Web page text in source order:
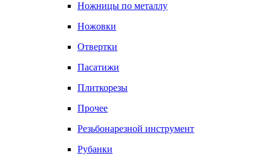
Ножницы по металлу
Ножовки
Отвертки
Пасатижи
Плиткорезы
Прочее
Резьбонарезной инструмент
Рубанки